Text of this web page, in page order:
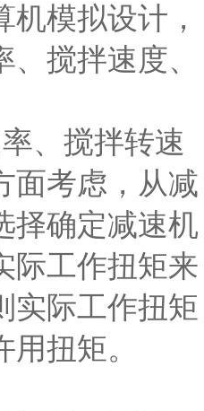
模拟设计，
搅拌速度、
、搅拌转速
面考虑，从减
择确定减速机
际工作扭矩来
实际工作扭矩
扭矩。